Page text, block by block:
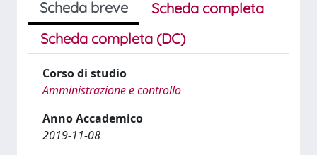
Scheda breve
Scheda completa
Scheda completa (DC)
Corso di studio
Amministrazione e controllo
Anno Accademico
2019-11-08